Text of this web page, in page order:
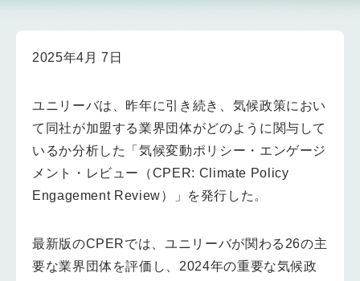
2025年4月 7日
ユニリーバは、昨年に引き続き、気候政策におい
て同社が加盟する業界団体がどのように関与して
いるか分析した「気候変動ポリシー・エンゲージ
メント・レビュー（CPER: Climate Policy
Engagement Review）」を発行した。
最新版のCPERでは、ユニリーバが関わる26の主
要な業界団体を評価し、2024年の重要な気候政